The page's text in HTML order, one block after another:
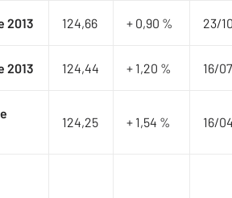
2013 124,66 + 0,90 % ​23/
2013 124,44 + 1,20 % ​16/
124,25 + 1,54 % ​16/